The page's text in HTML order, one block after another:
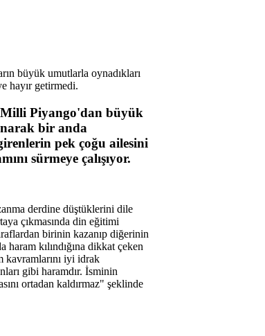
büyük umutlarla oynadıkları
hayır getirmedi.
Piyango'dan büyük
bir anda
pek çoğu ailesini
sürmeye çalışıyor.
derdine düştüklerini dile
çıkmasında din eğitimi
birinin kazanıp diğerinin
haram kılındığına dikkat çeken
kavramlarını iyi idrak
gibi haramdır. İsminin
ortadan kaldırmaz" şeklinde